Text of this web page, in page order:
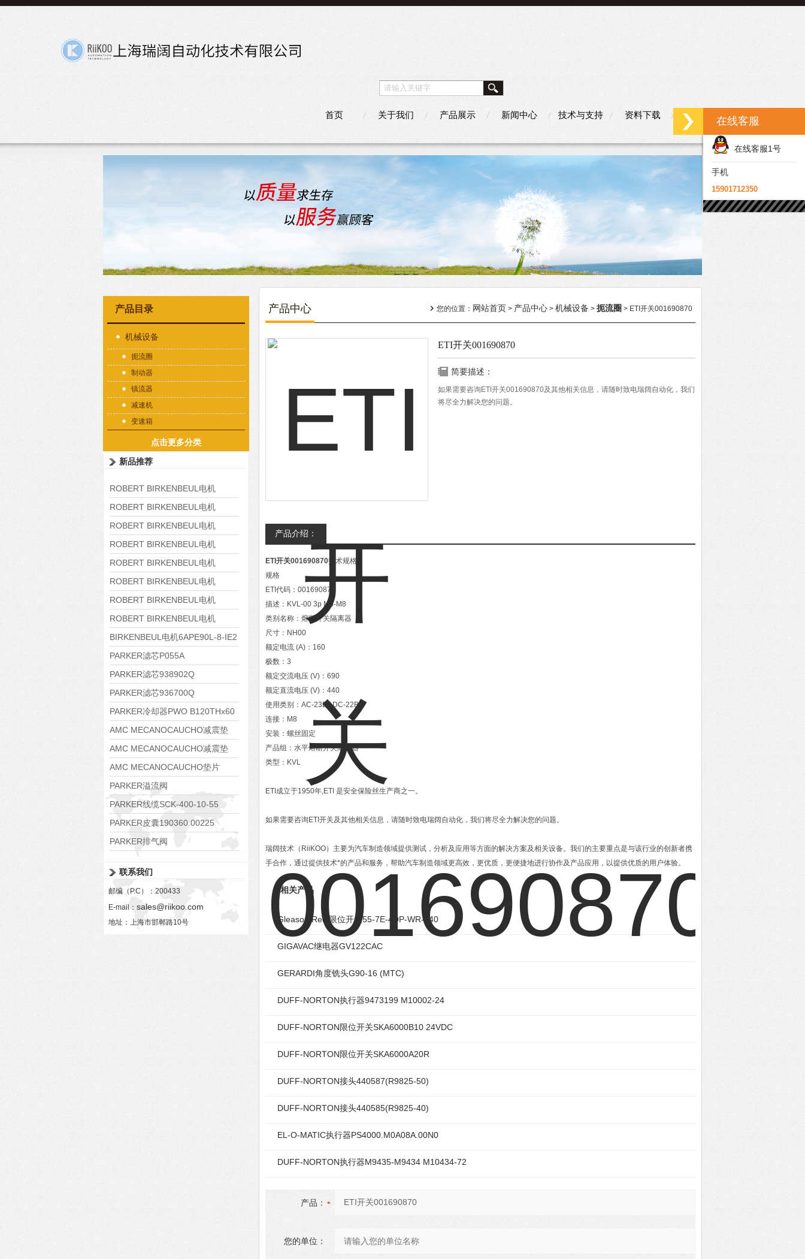
首页 关于我们 产品展示 新闻中心 技术与支持 资料下载 联系我们
产品目录
机械设备
扼流圈
制动器
镇流器
减速机
变速箱
点击更多分类
新品推荐
ROBERT BIRKENBEUL电机
8APE225M-4-IE3
ROBERT BIRKENBEUL电机
8APE180L-4 IE3
ROBERT BIRKENBEUL电机
8APE160M-6 IE3
ROBERT BIRKENBEUL电机
8APE160L-4-IE3
ROBERT BIRKENBEUL电机
8APE112M-6K-IE3
ROBERT BIRKENBEUL电机
8APE100L-2 IE3
ROBERT BIRKENBEUL电机
8APE90S-4 IE3
ROBERT BIRKENBEUL电机
8APE80M-2K-IE3
BIRKENBEUL电机6APE90L-8-IE2
PARKER滤芯P055A
PARKER滤芯938902Q
PARKER滤芯936700Q
PARKER冷却器PWO B120THx60
AMC MECANOCAUCHO减震垫
138552
AMC MECANOCAUCHO减震垫
138551
AMC MECANOCAUCHO垫片
608074
PARKER溢流阀
RE06M35W2N1KWXG087
PARKER线缆SCK-400-10-55
PARKER皮囊190360 00225
PARKER排气阀
联系我们
邮编（P.C）：200433
E-mail： sales@riikoo.com
地址：上海市邯郸路10号
产品中心 您的位置： 网站首页 > 产品中心 > 机械设备 > 扼流圈 > ETI开关001690870
ETI开关001690870
简要描述：
如果需要咨询ETI开关001690870及其他相关信息，请随时致电瑞阔自动化，我们
将尽全力解决您的问题。
产品介绍：
ETI开关001690870技术规格
规格
ETI代码：001690870
描述：KVL-00 3p M8-M8
类别名称：熔断开关隔离器
尺寸：NH00
额定电流 (A)：160
极数：3
额定交流电压 (V)：690
额定直流电压 (V)：440
使用类别：AC-23B / DC-22B
连接：M8
安装：螺丝固定
产品组：水平熔断开关隔离器
类型：KVL
ETI成立于1950年,ETI 是安全保险丝生产商之一。
如果需要咨询ETI开关及其他相关信息，请随时致电瑞阔自动化，我们将尽全力解决您的问题。
瑞阔技术（RiiKOO）主要为汽车制造领域提供测试，分析及应用等方面的解决方案及相关设备。我们的主要重点是与该行业的创新者携
手合作，通过提供技术*的产品和服务，帮助汽车制造领域更高效，更优质，更便捷地进行协作及产品应用，以提供优质的用户体验。
相关产品
Gleason Reel限位开关55-7E-4DP-WR-640
GIGAVAC继电器GV122CAC
GERARDI角度铣头G90-16 (MTC)
DUFF-NORTON执行器9473199 M10002-24
DUFF-NORTON限位开关SKA6000B10 24VDC
DUFF-NORTON限位开关SKA6000A20R
DUFF-NORTON接头440587(R9825-50)
DUFF-NORTON接头440585(R9825-40)
EL-O-MATIC执行器PS4000.M0A08A.00N0
DUFF-NORTON执行器M9435-M9434 M10434-72
产品：
您的单位：
在线客服
在线客服1号
手机
15901712350